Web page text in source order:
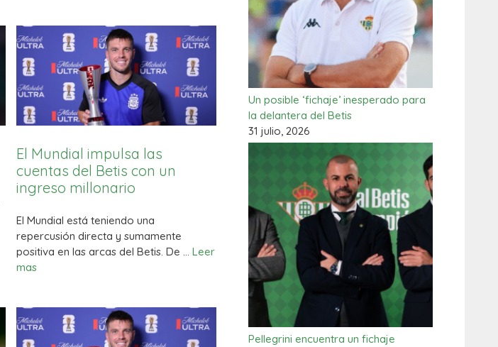
El Mundial impulsa las
cuentas del Betis con un
ingreso millonario
El Mundial está teniendo una
repercusión directa y sumamente
positiva en las arcas del Betis. De …Leer
mas
Un posible ‘fichaje’ inesperado para
la delantera del Betis
31 julio, 2026
Pellegrini encuentra un fichaje